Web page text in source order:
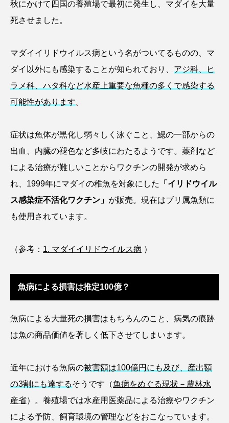
ゴトウタゴガエル ゴマフアザラシ ゴリ
サカナアパートメント サカナブックス
サクラアジ サクラエビ サクラダンゴウオ
サクラマス
サツオミシマ サバ サビウツボ
サブカルチャー サメ サヨリ
サルシアクラゲ サルパ サワガニ
サンゴ サンショウウオ サンマ
シコロサンゴ シトウズクラゲ
シラウオ シロウオ シログチ
スルメイカ ズワイガニ セイウチ
秋にかけて四国の養殖場で最初に発生し、マダイを大量
死させました。
マダイイリドウイルス病という名がついてるものの、マ
ダイ以外にも感染することが知られており、 アジ科、ヒ
ラメ科、ハタ科など水産上重要な魚種の多くで感染する
可能性があります。
症状は魚体が黒化し弱々しく泳ぐこと、鰓の一部からの
出血、内臓の褪色など多岐にわたるようです。薬剤など
による治療が難しいことからワクチンの開発が求めら
れ、1999年にマダイの稚魚を対象にした
「イリドウイル
ス感染症不活化ワクチン」 が販売。現在はブリ属魚類に
も使用されています。
（参考： 1. マダイイリドウイルス病 ）
魚病による損害は推定100億？
魚病による大量死の損害はもちろんのこと、病気の痕跡
は魚の商品価値を著しく低下させてしまいます。
近年における魚病の被害額は100億円にも及び、産出額
の3割にも達するそうです（魚病をめぐる現状－農林水
産省）。養殖場では水産用医薬品による治療やワクチン
による予防、飼育環境の管理などをおこなっています。